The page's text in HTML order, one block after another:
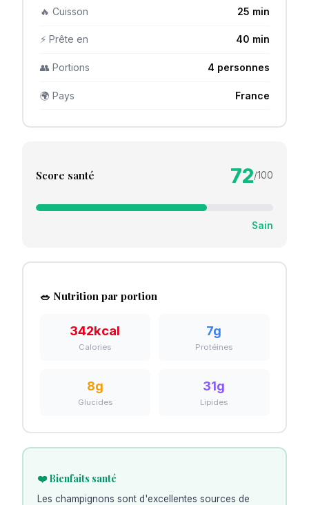
🔥 Cuisson 25 min
⚡ Prête en 40 min
👥 Portions 4 personnes
🌍 Pays France
Score santé 72/100
Sain
🥗 Nutrition par portion
342kcal
Calories
7g
Protéines
8g
Glucides
31g
Lipides
❤️ Bienfaits santé
Les champignons sont d'excellentes sources de